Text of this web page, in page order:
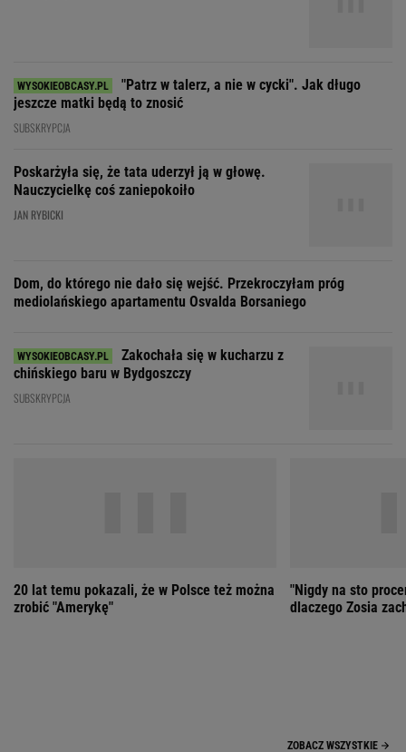
"Patrz w talerz, a nie w cycki". Jak długo
jeszcze matki będą to znosić
SUBSKRYPCJA
Poskarżyła się, że tata uderzył ją w głowę.
Nauczycielkę coś zaniepokoiło
JAN RYBICKI
Dom, do którego nie dało się wejść. Przekroczyłam próg
mediolańskiego apartamentu Osvalda Borsaniego
Zakochała się w kucharzu z
chińskiego baru w Bydgoszczy
SUBSKRYPCJA
20 lat temu pokazali, że w Polsce też można
zrobić "Amerykę"
"Nigdy na sto
dlaczego Zosia
ZOBACZ WSZYSTKIE